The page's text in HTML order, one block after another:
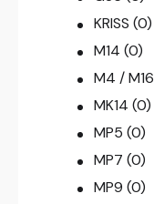
KRISS (0)
M14 (0)
M4 / M16
MK14 (0)
MP5 (0)
MP7 (0)
MP9 (0)